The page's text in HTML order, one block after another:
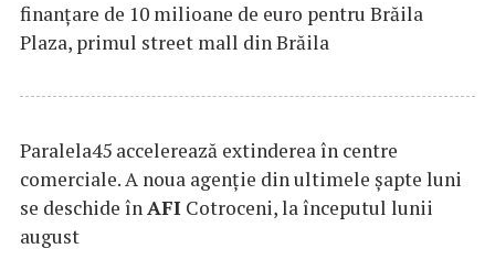
finanțare de 10 milioane de euro pentru Brăila
Plaza, primul street mall din Brăila
Paralela45 accelerează extinderea în centre
comerciale. A noua agenție din ultimele șapte luni
se deschide în AFI Cotroceni, la începutul lunii
august